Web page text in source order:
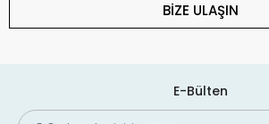
BİZE ULAŞIN
E-Bülten